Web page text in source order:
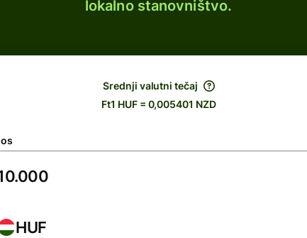
lokalno stanovništvo.
Srednji valutni tečaj
Ft1 HUF = 0,005401 NZD
HUF